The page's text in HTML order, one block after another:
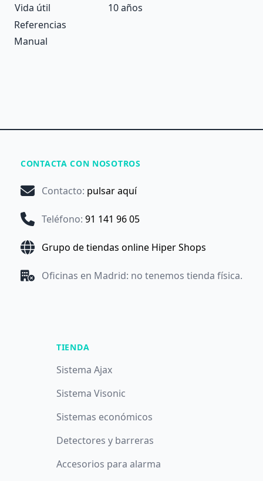
Vida útil
10 años
Referencias
Manual
CONTACTA CON NOSOTROS
Contacto: pulsar aquí
Teléfono: 91 141 96 05
Grupo de tiendas online Hiper Shops
Oficinas en Madrid: no tenemos tienda física.
TIENDA
Sistema Ajax
Sistema Visonic
Sistemas económicos
Detectores y barreras
Accesorios para alarma